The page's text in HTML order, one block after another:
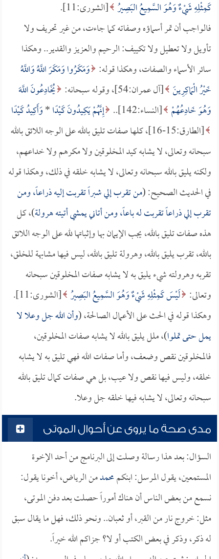
كَمِثْلِهِ شَيْءٌ وَهُوَ السَّمِيعُ البَصِيرُ [الشورى:11].
فالواجب أن تمر أسماؤه وصفاته كما جاءت، من غير تحريف ولا
تأويل ولا تعطيل ولا تكييف: الرحيم والعزيز والقدير.. وهكذا
سائر الأسماء والصفات، وهكذا قوله: وَمَكَرُوا وَمَكَرَ اللَّهُ وَاللَّهُ
خَيْرُ الْمَاكِرِينَ [آل عمران:54]، وقوله سبحانه:
يُخَادِعُونَ اللَّهَ
وَهُوَ خَادِعُهُمْ [النساء:142].. إِنَّهُمْ يَكِيدُونَ كَيْدًا*وَأَكِيدُ كَيْدًا
[الطارق:15-16]، كلها صفات تليق بالله على الوجه اللائق بالله
سبحانه وتعالى، لا يشابه كيد المخلوقين ولا مكرهم ولا خداعهم،
ولكنه يليق بالله سبحانه وتعالى، لا يشابه خلقه في ذلك، وهكذا قوله
في الحديث الصحيح: (من تقرب إلي شبراً تقربت إليه ذراعاً، ومن
تقرب إلي ذراعاً تقربت له باعاً، ومن أتاني يمشي أتيته هرولة)، كل
هذه صفات تليق بالله، يجب الإيمان بها وإثباتها لله على الوجه اللائق
بالله، تقرب يليق بالله، وهرولة تليق بالله، ليس فيها مشابهة للخلق،
تقربه وهرولته شيء يليق به لا يشابه صفات المخلوقين سبحانه
وتعالى: لَيْسَ كَمِثْلِهِ شَيْءٌ وَهُوَ السَّمِيعُ البَصِيرُ [الشورى:11].
وهكذا قوله في الحث على الأعمال الصالحة، (وأن الله جل وعلا لا
يمل حتى تملوا)، ملل يليق بالله لا يشابه صفات المخلوقين،
فالمخلوقين نقص وضعف، وأما صفات الله فهي تليق به لا يشابه
خلقه، وليس فيها نقص ولا عيب، بل هي صفات كمال تليق بالله
سبحانه وتعالى، لا يشابه فيها خلقه جل وعلا.
مدى صحة ما يروى عن أحوال الموتى
السؤال: بعد هذا رسالة وصلت إلى البرنامج من أحد الإخوة
المستمعين، يقول المرسل: ابنكممحمدمن الرياض، أخونا يقول:
نسمع من بعض الناس أن هناك أموراً حصلت بعد دفن الموتى،
مثل: خروج نار من القبر، أو ثعبان.. ونحو ذلك، فهل ما يقال سبق
له ذكر، وذكر في بعض الكتب أو لا؟ جزاكم الله خيراً.